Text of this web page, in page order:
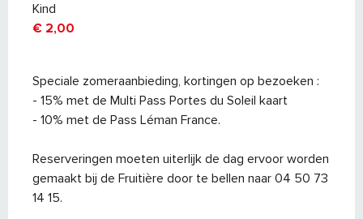
Kind
€ 2,00
Speciale zomeraanbieding, kortingen op bezoeken :
- 15% met de Multi Pass Portes du Soleil kaart
- 10% met de Pass Léman France.
Reserveringen moeten uiterlijk de dag ervoor worden
gemaakt bij de Fruitière door te bellen naar 04 50 73
14 15.